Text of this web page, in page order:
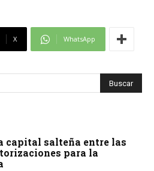
X WhatsApp
capital salteña entre las
para la